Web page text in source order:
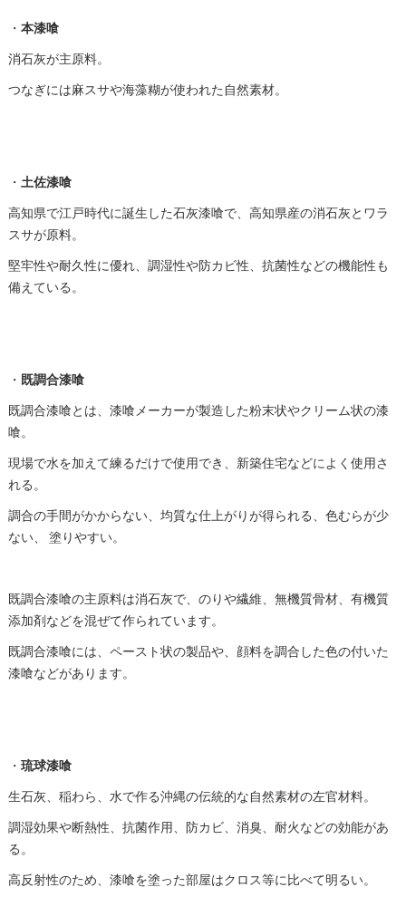
・ 本漆喰
消石灰が主原料。
つなぎには麻スサや海藻糊が使われた自然素材。
・ 土佐漆喰
高知県で江戸時代に誕生した石灰漆喰で、高知県産の消石灰とワラ
スサが原料。
堅牢性や耐久性に優れ、調湿性や防カビ性、抗菌性などの機能性も
備えている。
・ 既調合漆喰
既調合漆喰とは、漆喰メーカーが製造した粉末状やクリーム状の漆
喰。
現場で水を加えて練るだけで使用でき、新築住宅などによく使用さ
れる。
調合の手間がかからない、均質な仕上がりが得られる、色むらが少
ない、 塗りやすい。
既調合漆喰の主原料は消石灰で、のりや繊維、無機質骨材、有機質
添加剤などを混ぜて作られています。
既調合漆喰には、ペースト状の製品や、顔料を調合した色の付いた
漆喰などがあります。
・ 琉球漆喰
生石灰、稲わら、水で作る沖縄の伝統的な自然素材の左官材料。
調湿効果や断熱性、抗菌作用、防カビ、消臭、耐火などの効能があ
る 。
高反射性のため、漆喰を塗った部屋はクロス等に比べて明るい 。